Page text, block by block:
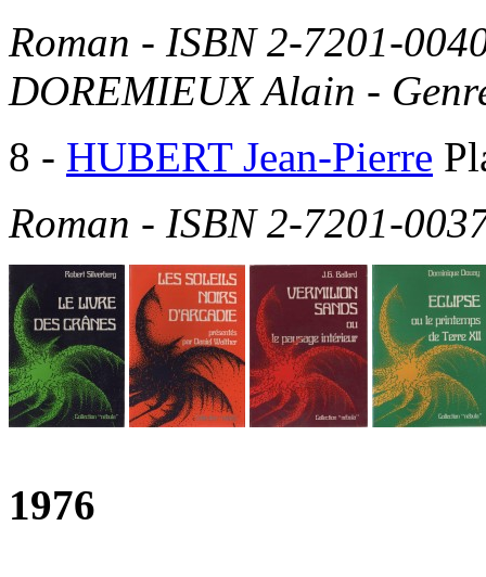
Roman - ISBN 2-7201-
DOREMIEUX Alain -
8 - HUBERT Jean-Pierre
Roman - ISBN 2-7201-
1976